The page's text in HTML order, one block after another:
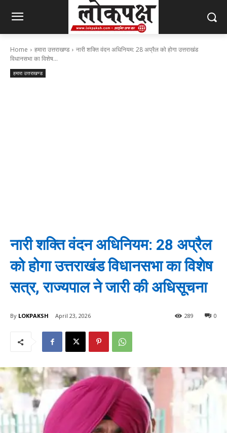
Home हमारा उत्तराखण्ड
नारी शक्ति वंदन अधिनियम: 28 अप्रैल को होगा उत्तराखंड
विधानसभा का विशेष...
हमारा उत्तराखण्ड
नारी शक्ति वंदन अधिनियम: 28 अप्रैल
को होगा उत्तराखंड विधानसभा का विशेष
सत्र, राज्यपाल ने जारी की अधिसूचना
By LOKPAKSH April 23, 2026 0
289